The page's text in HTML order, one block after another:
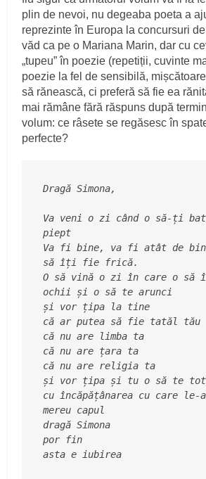
plin de nevoi, nu degeaba poeta a
reprezinte în Europa la concursuri
văd ca pe o Mariana Marin, dar cu
„tupeu” în poezie (repetiții, cuvinte
poezie la fel de sensibilă,
să rănească, ci preferă să fie ea
mai rămâne fără răspuns după
volum: ce râsete se regăsesc în
perfecte?
Dragă Simona,
Va veni o zi când o să-ți
piept
Va fi bine, va fi atât de
să îți fie frică.
O să vină o zi în care o să
ochii și o să te arunci
și vor țipa la tine
că ar putea să fie tatăl tău
că nu are limba ta
că nu are țara ta
că nu are religia ta
și vor țipa și tu o să te tot
cu încăpățânarea cu care
mereu capul
dragă Simona
por fin
asta e iubirea